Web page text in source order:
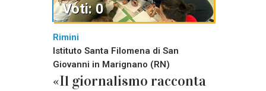
Rimini
Istituto Santa Filomena di San
Giovanni in Marignano (RN)
«Il giornalismo racconta
Voti: 0